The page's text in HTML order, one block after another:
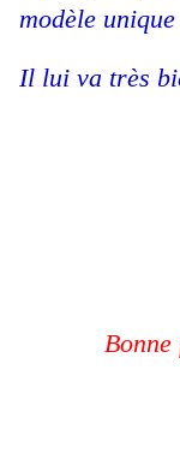
modèle unique
Il lui va très
Bonne